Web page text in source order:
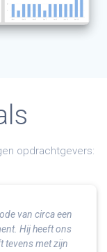
opdrachtgevers:
van circa een
Hij heeft ons
tevens met zijn